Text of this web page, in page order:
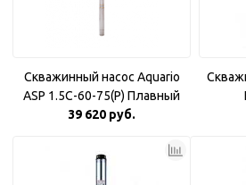
Скважинный насос Aquario
ASP 1.5С-60-75(P) Плавный
пуск
39 620 руб.